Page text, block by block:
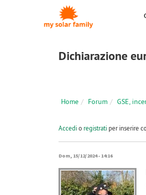
Salta al contenuto principale
Dichiarazione
Home Forum GSE,
Accedio registrati per inserire
Dom, 15/12/2024 - 14:16